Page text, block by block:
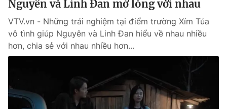
Nguyên và Linh Đan mở lòng với nhau
VTV.vn - Những trải nghiệm tại điểm trường Xím Tủa
vô tình giúp Nguyên và Linh Đan hiểu về nhau nhiều
hơn, chia sẻ với nhau nhiều hơn...